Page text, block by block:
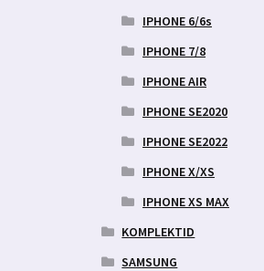
IPHONE 6/6s
IPHONE 7/8
IPHONE AIR
IPHONE SE2020
IPHONE SE2022
IPHONE X/XS
IPHONE XS MAX
KOMPLEKTID
SAMSUNG